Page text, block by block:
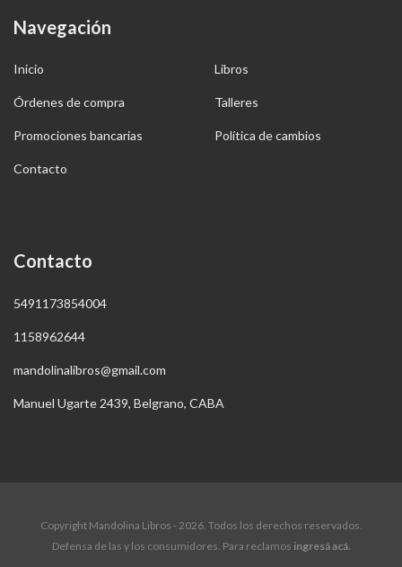
Navegación
Inicio Libros
Órdenes de compra Talleres
Promociones bancarias Política de cambios
Contacto
Contacto
5491173854004
1158962644
mandolinalibros@gmail.com
Manuel Ugarte 2439, Belgrano, CABA
Copyright Mandolina Libros - 2026. Todos los derechos reservados.
Defensa de las y los consumidores. Para reclamos ingresá acá.